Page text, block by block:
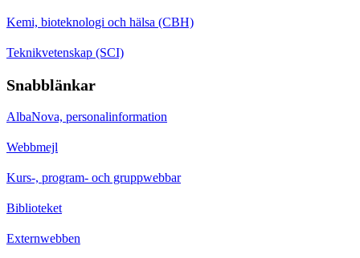
Kemi, bioteknologi och hälsa (CBH)
Teknikvetenskap (SCI)
Snabblänkar
AlbaNova, personalinformation
Webbmejl
Kurs-, program- och gruppwebbar
Biblioteket
Externwebben